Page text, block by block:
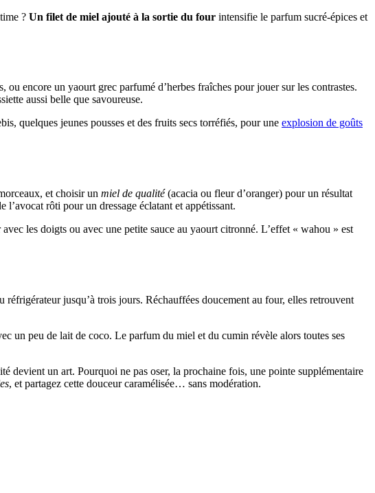
? Un filet de miel ajouté à la sortie du four intensifie le parfum sucré-épices et
ou encore un yaourt grec parfumé d’herbes fraîches pour jouer sur les contrastes.
aussi belle que savoureuse.
quelques jeunes pousses et des fruits secs torréfiés, pour une explosion de goûts
et choisir un miel de qualité(acacia ou fleur d’oranger) pour un résultat
l’avocat rôti pour un dressage éclatant et appétissant.
avec les doigts ou avec une petite sauce au yaourt citronné. L’effet « wahou » est
jusqu’à trois jours. Réchauffées doucement au four, elles retrouvent
un peu de lait de coco. Le parfum du miel et du cumin révèle alors toutes ses
devient un art. Pourquoi ne pas oser, la prochaine fois, une pointe supplémentaire
, et partagez cette douceur caramélisée… sans modération.